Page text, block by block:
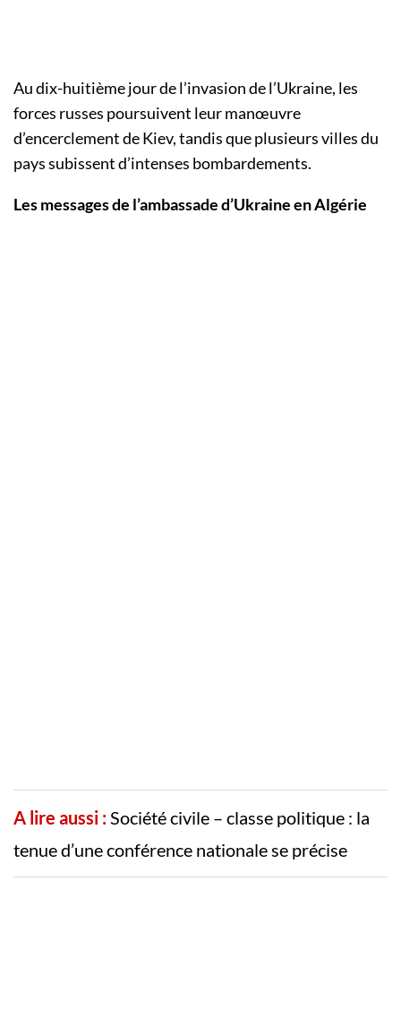
Au dix-huitième jour de l’invasion de l’Ukraine, les
forces russes poursuivent leur manœuvre
d’encerclement de Kiev, tandis que plusieurs villes du
pays subissent d’intenses bombardements.
Les messages de l’ambassade d’Ukraine en Algérie
A lire aussi :Société civile – classe politique : la
tenue d’une conférence nationale se précise